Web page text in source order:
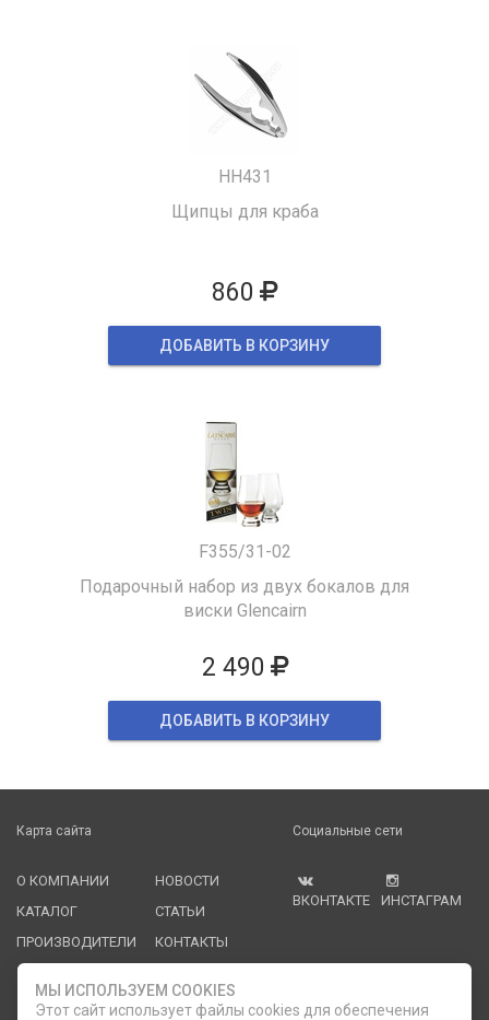
HH431
Щипцы для краба
860
ДОБАВИТЬ В КОРЗИНУ
F355/31-02
Подарочный набор из двух бокалов для
виски Glencairn
2 490
ДОБАВИТЬ В КОРЗИНУ
Карта сайта
О КОМПАНИИ
КАТАЛОГ
ПРОИЗВОДИТЕЛИ
УСЛУГИ
НОВОСТИ
СТАТЬИ
КОНТАКТЫ
ОПЛАТА И
Социальные сети
ВКОНТАКТЕ ИНСТАГРАМ
МЫ ИСПОЛЬЗУЕМ COOKIES
Этот сайт использует файлы cookies для обеспечения